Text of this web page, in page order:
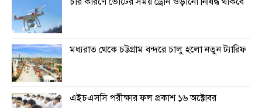
মধ্যরাত থেকে চট্টগ্রাম বন্দরে চালু হলো নতুন ট্যারিফ
এইচএসসি পরীক্ষার ফল প্রকাশ ১৬ অক্টোবর